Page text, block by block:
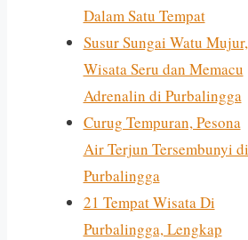
Dalam Satu Tempat
Susur Sungai Watu Mujur,
Wisata Seru dan Memacu
Adrenalin di Purbalingga
Curug Tempuran, Pesona
Air Terjun Tersembunyi di
Purbalingga
21 Tempat Wisata Di
Purbalingga, Lengkap